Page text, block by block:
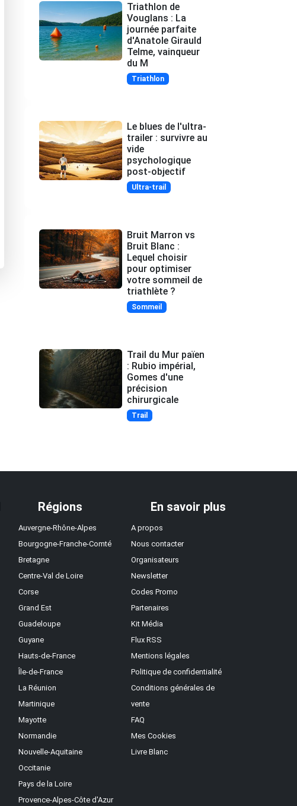
Triathlon de
Vouglans : La
journée parfaite
d'Anatole Girauld
Telme, vainqueur
du M
Triathlon
Le blues de l'ultra-
trailer : survivre au
vide
psychologique
post-objectif
Ultra-trail
Bruit Marron vs
Bruit Blanc :
Lequel choisir
pour optimiser
votre sommeil de
triathlète ?
Sommeil
Trail du Mur païen
: Rubio impérial,
Gomes d'une
précision
chirurgicale
Trail
Régions
Auvergne-Rhône-Alpes
Bourgogne-Franche-Comté
Bretagne
Centre-Val de Loire
Corse
Grand Est
Guadeloupe
Guyane
Hauts-de-France
Île-de-France
La Réunion
Martinique
Mayotte
Normandie
Nouvelle-Aquitaine
Occitanie
Pays de la Loire
Provence-Alpes-Côte d'Azur
En savoir plus
A propos
Nous contacter
Organisateurs
Newsletter
Codes Promo
Partenaires
Kit Média
Flux RSS
Mentions légales
Politique de confidentialité
Conditions générales de
vente
FAQ
Mes Cookies
Livre Blanc